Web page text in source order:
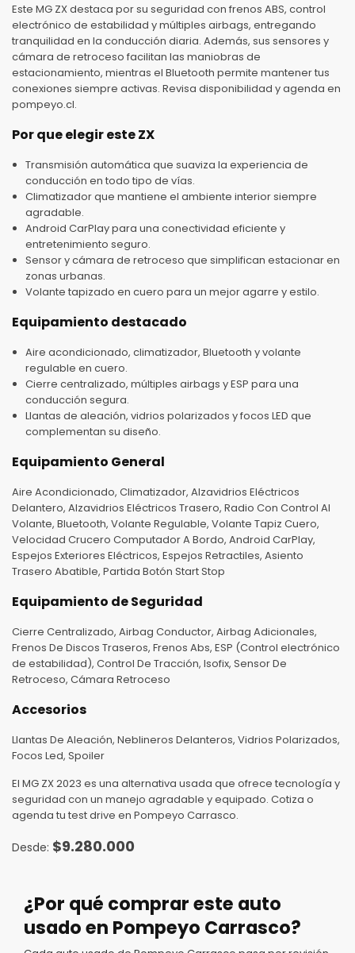
Este MG ZX destaca por su seguridad con frenos ABS, control
electrónico de estabilidad y múltiples airbags, entregando
tranquilidad en la conducción diaria. Además, sus sensores y
cámara de retroceso facilitan las maniobras de
estacionamiento, mientras el Bluetooth permite mantener tus
conexiones siempre activas. Revisa disponibilidad y agenda en
pompeyo.cl.
Por que elegir este ZX
Transmisión automática que suaviza la experiencia de
conducción en todo tipo de vías.
Climatizador que mantiene el ambiente interior siempre
agradable.
Android CarPlay para una conectividad eficiente y
entretenimiento seguro.
Sensor y cámara de retroceso que simplifican estacionar en
zonas urbanas.
Volante tapizado en cuero para un mejor agarre y estilo.
Equipamiento destacado
Aire acondicionado, climatizador, Bluetooth y volante
regulable en cuero.
Cierre centralizado, múltiples airbags y ESP para una
conducción segura.
Llantas de aleación, vidrios polarizados y focos LED que
complementan su diseño.
Equipamiento General
Aire Acondicionado, Climatizador, Alzavidrios Eléctricos
Delantero, Alzavidrios Eléctricos Trasero, Radio Con Control Al
Volante, Bluetooth, Volante Regulable, Volante Tapiz Cuero,
Velocidad Crucero Computador A Bordo, Android CarPlay,
Espejos Exteriores Eléctricos, Espejos Retractiles, Asiento
Trasero Abatible, Partida Botón Start Stop
Equipamiento de Seguridad
Cierre Centralizado, Airbag Conductor, Airbag Adicionales,
Frenos De Discos Traseros, Frenos Abs, ESP (Control electrónico
de estabilidad), Control De Tracción, Isofix, Sensor De
Retroceso, Cámara Retroceso
Accesorios
Llantas De Aleación, Neblineros Delanteros, Vidrios Polarizados,
Focos Led, Spoiler
El MG ZX 2023 es una alternativa usada que ofrece tecnología y
seguridad con un manejo agradable y equipado. Cotiza o
agenda tu test drive en Pompeyo Carrasco.
$9.280.000
¿Por qué comprar este auto
usado en Pompeyo Carrasco?